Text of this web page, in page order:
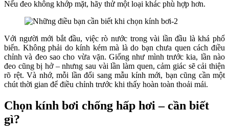
Nếu đeo không khớp mặt, hãy thử một loại khác phù hợp hơn.
Với người mới bắt đầu, việc rò nước trong vài lần đầu là khá phổ
biến. Không phải do kính kém mà là do bạn chưa quen cách điều
chỉnh và đeo sao cho vừa vặn. Giống như mình trước kia, lần nào
đeo cũng bị hở – nhưng sau vài lần làm quen, cảm giác sẽ cải thiện
rõ rệt. Và nhớ, mỗi lần đổi sang mẫu kính mới, bạn cũng cần một
chút thời gian để điều chỉnh trước khi thấy hoàn toàn thoải mái.
Chọn kính bơi chống hấp hơi – cần biết
gì?